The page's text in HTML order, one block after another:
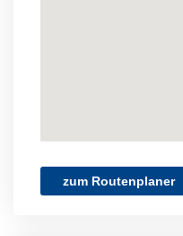
zum Routenplaner